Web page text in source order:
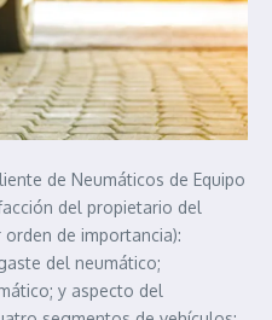
de Neumáticos de Equipo
del propietario del
de importancia):
del neumático;
y aspecto del